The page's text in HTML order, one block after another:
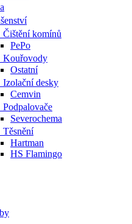
Čištění komínů
PePo
Kouřovody
Ostatní
Izolační desky
Cemvin
Podpalovače
Severochema
Těsnění
Hartman
HS Flamingo